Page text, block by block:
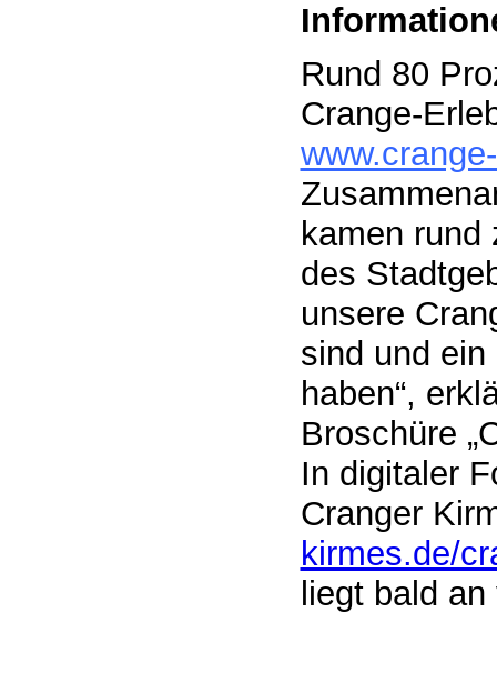
Rund 80
Crange-
kamen rund
des
unsere
sind und
haben“,
Broschüre
In digitaler
Cranger
kirmes.de/
liegt bald